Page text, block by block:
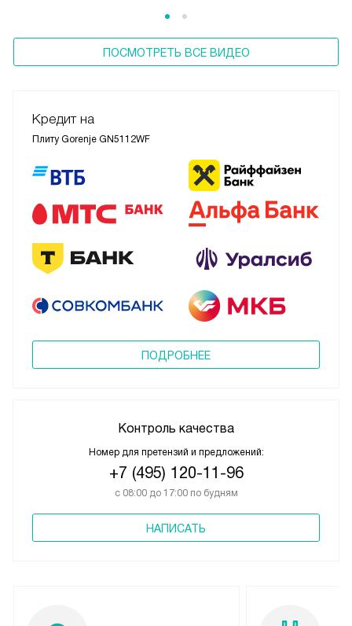
ПОСМОТРЕТЬ ВСЕ ВИДЕО
Кредит на
Плиту Gorenje GN5112WF
ПОДРОБНЕЕ
Контроль качества
Номер для претензий и предложений:
+7 (495) 120-11-96
с 08:00 до 17:00 по будням
НАПИСАТЬ